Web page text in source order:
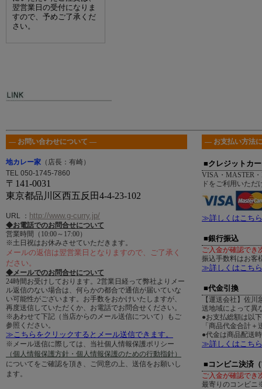
翌営業日の受付になりま
すので、予めご了承くだ
さい。
― お問い合わせについて ―
地カレー家 （店長：有崎）
TEL 050-1745-7860
〒141-0031
東京都品川区西五反田4-4-23-102
URL ： http://www.g-curry.jp/
◆お電話でのお問合せについて
営業時間（10:00～17:00）
※土日祝はお休みさせていただきます。
メールの返信は翌営業日となりますので、ご了承く
ださい。
◆メールでのお問合せについて
24時間お受けしております。2営業日経って弊社よりメー
ル返信のない場合は、何らかの都合で通信が届いていな
い可能性がございます。お手数をおかけいたしますが、
再度送信していただくか、お電話でお問合せください。
※あわせて下記（当店からのメール送信について）もご
参照ください。
≫こちらをクリックするとメール送信できます。
※メール送信に際しては、当社個人情報保護ポリシー
（個人情報保護方針・個人情報保護のための行動指針）
についてをご確認を頂き、ご同意の上、送信をお願いし
ます。
― お支払い方法
■クレジットカ
VISA・MASTER
ドをご利用いただ
≫詳しくはこち
■銀行振込
ご入金が確認でき
振込手数料はお客
≫詳しくはこち
■代金引換
【運送会社】佐
送地域によって異
●お支払総額は以
「商品代金合計
●代金は商品配送
≫詳しくはこち
■コンビニ決済
ご入金が確認でき
最寄りのコンビニ